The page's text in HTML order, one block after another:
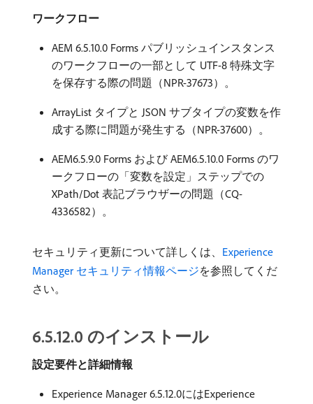
ワークフロー
AEM 6.5.10.0 Forms パブリッシュインスタンス
のワークフローの一部として UTF-8 特殊文字
を保存する際の問題（NPR-37673）。
ArrayList タイプと JSON サブタイプの変数を作
成する際に問題が発生する（NPR-37600）。
AEM6.5.9.0 Forms および AEM6.5.10.0 Forms のワ
ークフローの「変数を設定」ステップでの
XPath/Dot 表記ブラウザーの問題（CQ-
4336582）。
セキュリティ更新について詳しくは、 Experience
Manager セキュリティ情報ページを参照してくだ
さい。
6.5.12.0 のインストール
設定要件と詳細情報
Experience Manager 6.5.12.0にはExperience